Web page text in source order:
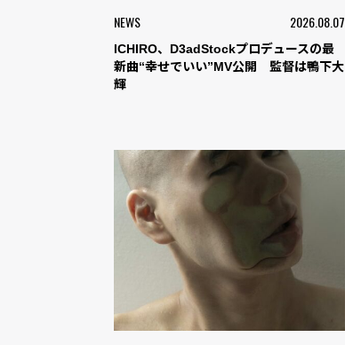
NEWS 2026.08.07
ICHIRO、D3adStockプロデュースの最
新曲“幸せでいい”MV公開 監督は鴨下大
輝